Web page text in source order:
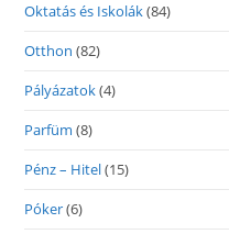
Oktatás és Iskolák(84)
Otthon (82)
Pályázatok(4)
Parfüm (8)
Pénz – Hitel(15)
Póker(6)